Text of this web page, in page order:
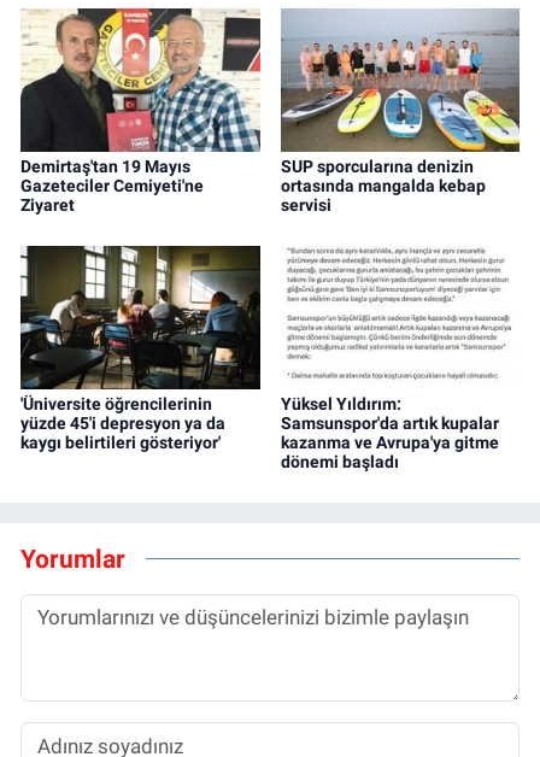
Demirtaş'tan 19 Mayıs
Gazeteciler Cemiyeti'ne
Ziyaret
SUP sporcularına denizin
ortasında mangalda kebap
servisi
'Üniversite öğrencilerinin
yüzde 45'i depresyon ya da
kaygı belirtileri gösteriyor'
Yüksel Yıldırım:
Samsunspor'da artık kupalar
kazanma ve Avrupa'ya gitme
dönemi başladı
Yorumlar